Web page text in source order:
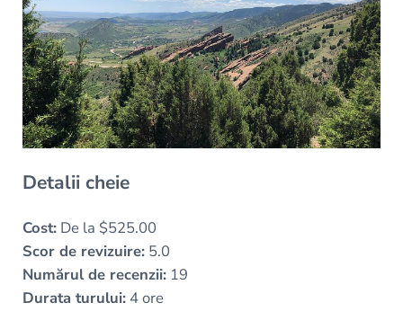
Detalii cheie
Cost:De la $525.00
Scor de revizuire:5.0
Numărul de recenzii:19
Durata turului:4 ore